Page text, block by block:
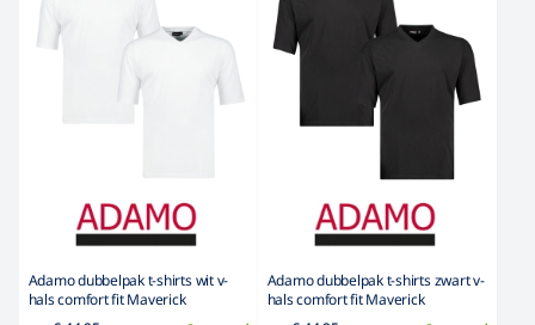
Adamo dubbelpak t-shirts wit v-
hals comfort fit Maverick
Adamo dubbelpak t-shirts zwart v-
hals comfort fit Maverick